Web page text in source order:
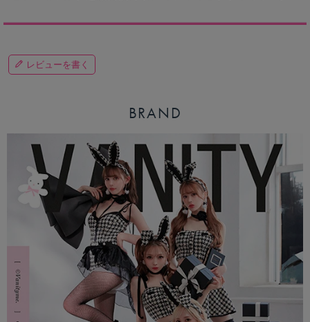
レビューを書く
BRAND